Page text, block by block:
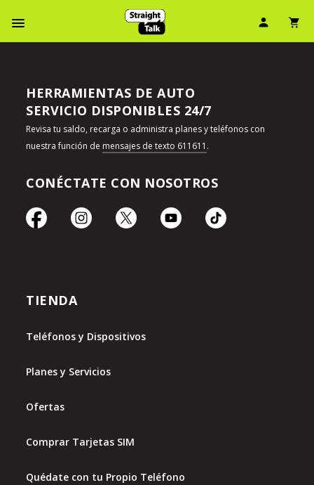
Menú de barra de navegación
Ícono
HERRAMIENTAS DE AUTO
SERVICIO DISPONIBLES 24/7
Revisa tu saldo, recarga o administra planes y teléfonos con
nuestra función de mensajes de texto 611611 .
CONÉCTATE CON NOSOTROS
TIENDA
Teléfonos y Dispositivos
Planes y Servicios
Ofertas
Comprar Tarjetas SIM
Quédate con tu Propio Teléfono